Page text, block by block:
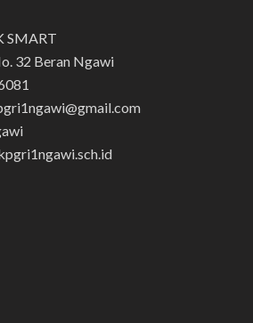
SMART
32 Beran Ngawi